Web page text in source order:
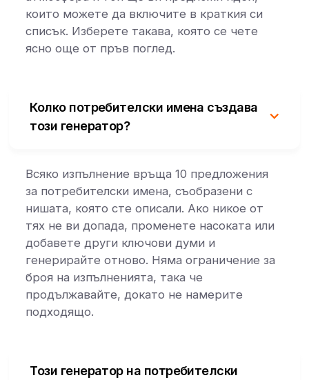
които можете да включите в краткия си
списък. Изберете такава, която се чете
ясно още от пръв поглед.
Колко потребителски имена създава
този генератор?
Всяко изпълнение връща 10 предложения
за потребителски имена, съобразени с
нишата, която сте описали. Ако никое от
тях не ви допада, променете насоката или
добавете други ключови думи и
генерирайте отново. Няма ограничение за
броя на изпълненията, така че
продължавайте, докато не намерите
подходящо.
Този генератор на потребителски